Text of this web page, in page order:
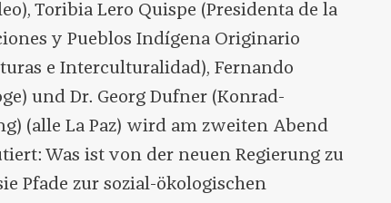
Toribia Lero Quispe (Presidenta de la
y Pueblos Indígena Originario
e Interculturalidad), Fernando
und Dr. Georg Dufner (Konrad-
(alle La Paz) wird am zweiten Abend
Was ist von der neuen Regierung zu
Pfade zur sozial-ökologischen